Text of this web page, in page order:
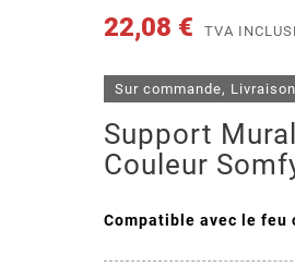
22,08 € TVA
Sur commande,
Support
Couleur
Compatible avec le feu